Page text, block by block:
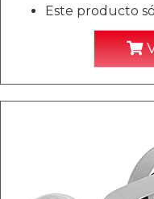
Este producto